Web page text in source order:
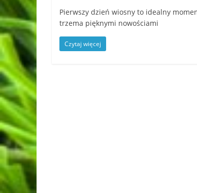
Pierwszy dzień wiosny to idealny
trzema pięknymi nowościami
Czytaj więcej